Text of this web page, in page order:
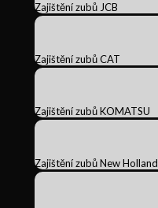
Zajištění zubů JCB
Zajištění zubů CAT
Zajištění zubů KOMATSU
Zajištění zubů New Holland